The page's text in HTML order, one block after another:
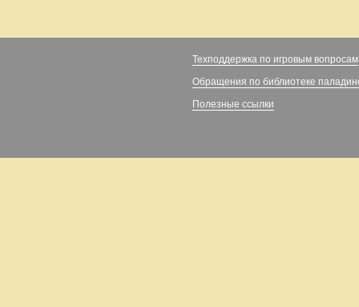
Техподдержка по игровым вопросам
Обращения по библиотеке
Полезные ссылки